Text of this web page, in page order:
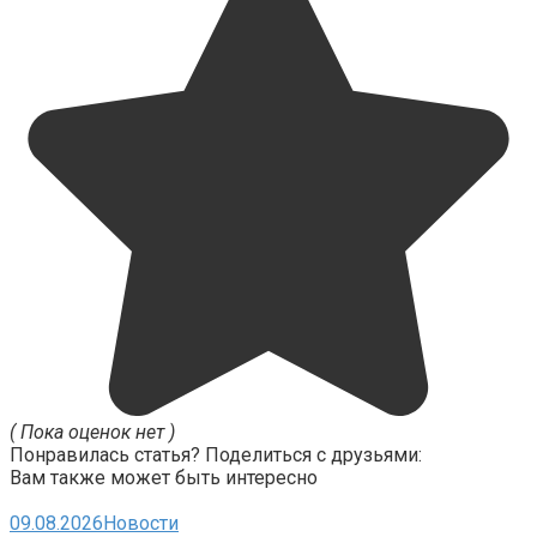
( Пока оценок нет )
Понравилась статья? Поделиться с друзьями:
Вам также может быть интересно
09.08.2026Новости